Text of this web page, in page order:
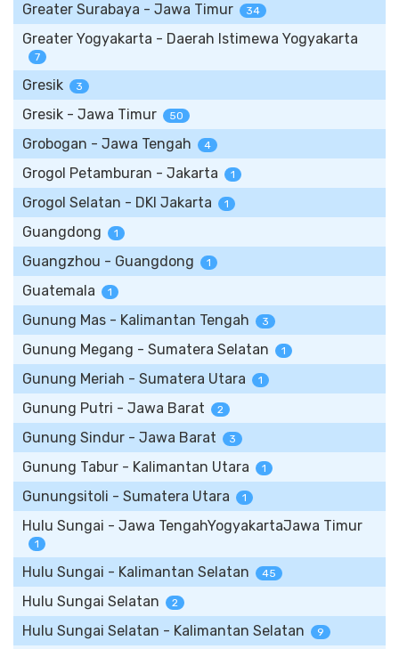
Greater Surabaya - Jawa Timur 34
Greater Yogyakarta - Daerah Istimewa Yogyakarta
7
Gresik 3
Gresik - Jawa Timur 50
Grobogan - Jawa Tengah 4
Grogol Petamburan - Jakarta 1
Grogol Selatan - DKI Jakarta 1
Guangdong 1
Guangzhou - Guangdong 1
Guatemala 1
Gunung Mas - Kalimantan Tengah 3
Gunung Megang - Sumatera Selatan 1
Gunung Meriah - Sumatera Utara 1
Gunung Putri - Jawa Barat 2
Gunung Sindur - Jawa Barat 3
Gunung Tabur - Kalimantan Utara 1
Gunungsitoli - Sumatera Utara 1
Hulu Sungai - Jawa TengahYogyakartaJawa Timur
1
Hulu Sungai - Kalimantan Selatan 45
Hulu Sungai Selatan 2
Hulu Sungai Selatan - Kalimantan Selatan 9